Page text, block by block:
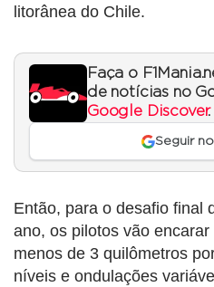
litorânea do Chile.
Faça o
de notícias no
Google Discover.
Seguir
Então, para o desafio final
ano, os pilotos vão
menos de 3 quilômetros
níveis e ondulações